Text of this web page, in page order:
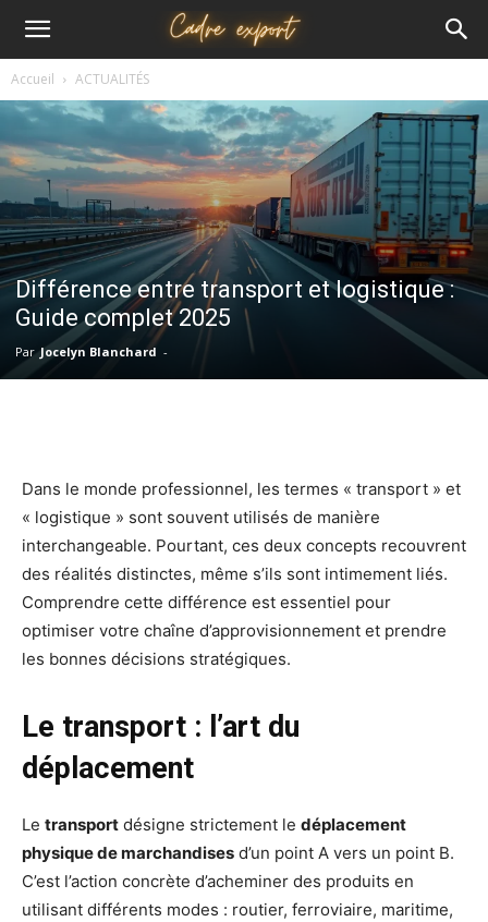
Cadre
export
Accueil ACTUALITÉS
Différence entre transport et logistique :
Guide complet 2025
Par Jocelyn Blanchard -
Dans le monde professionnel, les termes « transport » et
« logistique » sont souvent utilisés de manière
interchangeable. Pourtant, ces deux concepts recouvrent
des réalités distinctes, même s’ils sont intimement liés.
Comprendre cette différence est essentiel pour
optimiser votre chaîne d’approvisionnement et prendre
les bonnes décisions stratégiques.
Le transport : l’art du
déplacement
Le transport désigne strictement le déplacement
physique de marchandises d’un point A vers un point B.
C’est l’action concrète d’acheminer des produits en
utilisant différents modes : routier, ferroviaire, maritime,